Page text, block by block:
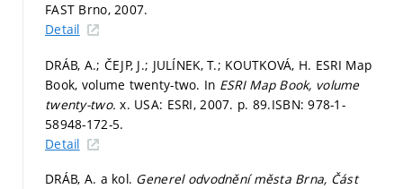
FAST Brno, 2007.
Detail
DRÁB, A.; ČEJP, J.; JULÍNEK, T.; KOUTKOVÁ, H. ESRI Map
Book, volume twenty-two. In ESRI Map Book, volume
twenty-two.x. USA: ESRI, 2007. p. 89.ISBN: 978-1-
58948-172-5.
Detail
DRÁB, A. a kol. Generel odvodnění města Brna, Část